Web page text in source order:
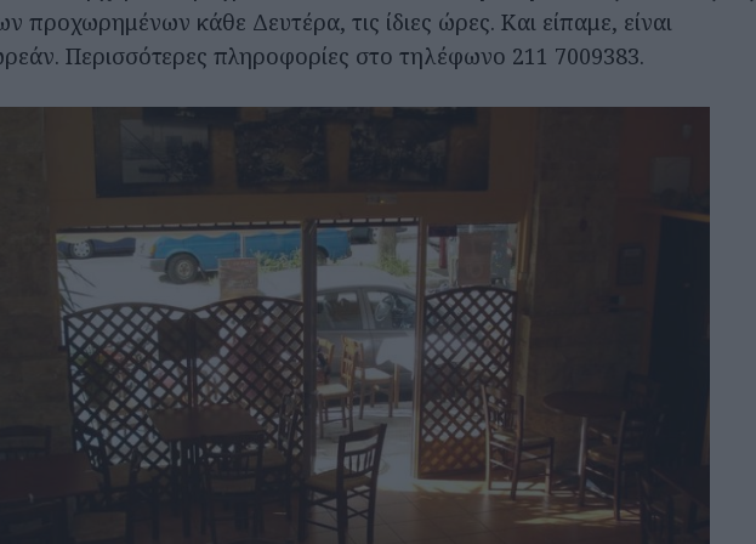
προχωρημένων κάθε Δευτέρα, τις ίδιες ώρες. Και είπαμε, είναι
Περισσότερες πληροφορίες στο τηλέφωνο 211 7009383.